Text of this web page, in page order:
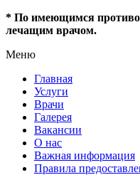
* По имеющимся
лечащим врачом.
Меню
Главная
Услуги
Врачи
Галерея
Вакансии
О нас
Важная информация
Правила